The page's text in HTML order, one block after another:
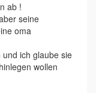
ab !
seine
oma
ich glaube sie
wollen